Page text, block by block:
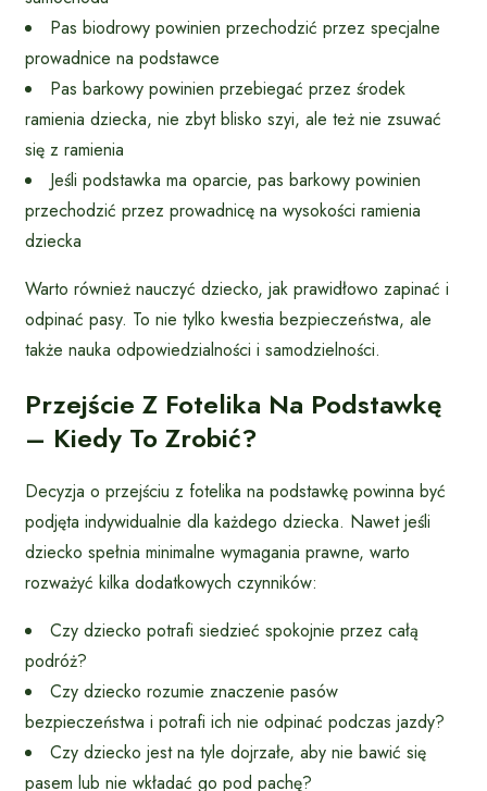
Pas biodrowy powinien przechodzić przez specjalne
prowadnice na podstawce
Pas barkowy powinien przebiegać przez środek
ramienia dziecka, nie zbyt blisko szyi, ale też nie zsuwać
się z ramienia
Jeśli podstawka ma oparcie, pas barkowy powinien
przechodzić przez prowadnicę na wysokości ramienia
dziecka
Warto również nauczyć dziecko, jak prawidłowo zapinać i
odpinać pasy. To nie tylko kwestia bezpieczeństwa, ale
także nauka odpowiedzialności i samodzielności.
Przejście Z Fotelika Na Podstawkę
– Kiedy To Zrobić?
Decyzja o przejściu z fotelika na podstawkę powinna być
podjęta indywidualnie dla każdego dziecka. Nawet jeśli
dziecko spełnia minimalne wymagania prawne, warto
rozważyć kilka dodatkowych czynników:
Czy dziecko potrafi siedzieć spokojnie przez całą
podróż?
Czy dziecko rozumie znaczenie pasów
bezpieczeństwa i potrafi ich nie odpinać podczas jazdy?
Czy dziecko jest na tyle dojrzałe, aby nie bawić się
pasem lub nie wkładać go pod pachę?